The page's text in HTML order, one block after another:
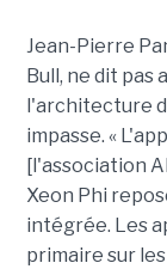
Jean-Pierre
Bull, ne dit pas
l'architecture
impasse. «
[l'association
Xeon Phi
intégrée. Les
primaire sur